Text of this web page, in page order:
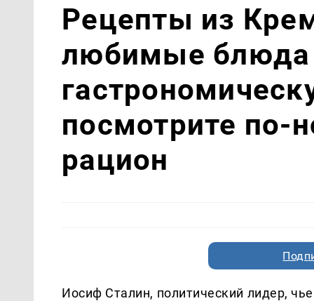
Рецепты из
любимые блюда
посмотрите по-
рацион
Иосиф Сталин, политический лидер,